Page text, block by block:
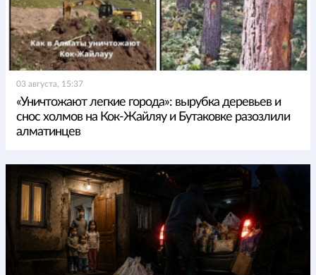
03 августа, 15:37
«Уничтожают легкие города»: вырубка деревьев и
снос холмов на Кок-Жайляу и Бутаковке разозлили
алматинцев